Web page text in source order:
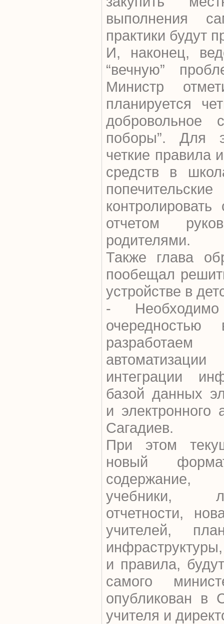
выполнения
практики будут
И, наконец,
“вечную”
Министр
планируется
добровольное
поборы”. Для
четкие правила
средств в
отчетом
родителями.
Также глава
пообещал
устройстве в
-
интеграции
базой данных
и
Сагадиев.
При этом
новый
содержание,
учебники,
отчетности,
учителей,
и правила,
самого
опубликован в
учителя и